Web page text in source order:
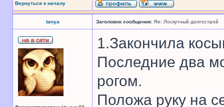
Вернуться к началу
tanya Заголовок сообщения: Re: Лоскутный долгострой
1.Закончила
Последние два
рогом.
Положа руку на